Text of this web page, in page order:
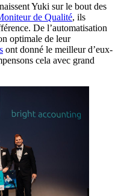
Yuki sur le bout des
de Qualité, ils
De l’automatisation
optimale de leur
ont donné le meilleur d’eux-
cela avec grand